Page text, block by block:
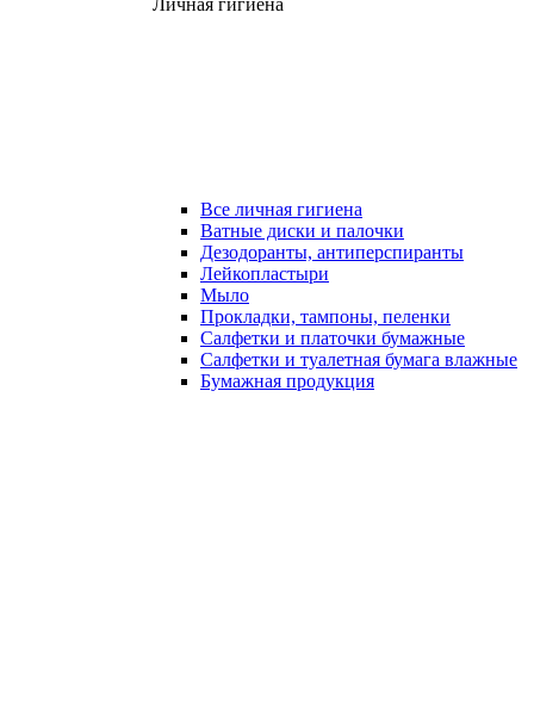
Личная гигиена
Все личная гигиена
Ватные диски и палочки
Дезодоранты, антиперспиранты
Лейкопластыри
Мыло
Прокладки, тампоны, пеленки
Салфетки и платочки бумажные
Салфетки и туалетная бумага влажные
Бумажная продукция